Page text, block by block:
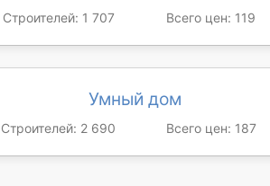
Строителей: 1 707 Всего цен: 119
Умный дом
Строителей: 2 690 Всего цен: 187